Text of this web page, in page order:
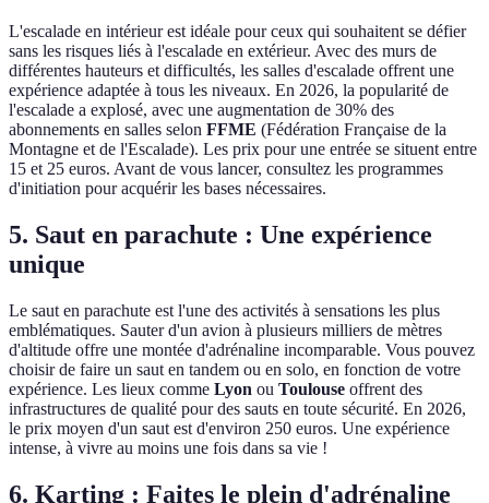
L'escalade en intérieur est idéale pour ceux qui souhaitent se défier
sans les risques liés à l'escalade en extérieur. Avec des murs de
différentes hauteurs et difficultés, les salles d'escalade offrent une
expérience adaptée à tous les niveaux. En 2026, la popularité de
l'escalade a explosé, avec une augmentation de 30% des
abonnements en salles selon FFME (Fédération Française de la
Montagne et de l'Escalade). Les prix pour une entrée se situent entre
15 et 25 euros. Avant de vous lancer, consultez les programmes
d'initiation pour acquérir les bases nécessaires.
5. Saut en parachute : Une expérience
unique
Le saut en parachute est l'une des activités à sensations les plus
emblématiques. Sauter d'un avion à plusieurs milliers de mètres
d'altitude offre une montée d'adrénaline incomparable. Vous pouvez
choisir de faire un saut en tandem ou en solo, en fonction de votre
expérience. Les lieux comme Lyon ou Toulouse offrent des
infrastructures de qualité pour des sauts en toute sécurité. En 2026,
le prix moyen d'un saut est d'environ 250 euros. Une expérience
intense, à vivre au moins une fois dans sa vie !
6. Karting : Faites le plein d'adrénaline